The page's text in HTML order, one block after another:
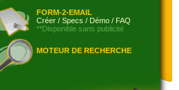
FORM-2-EMAIL
Créer / Specs / Démo / FAQ
**Disponible sans publicité
MOTEUR DE RECHERCHE